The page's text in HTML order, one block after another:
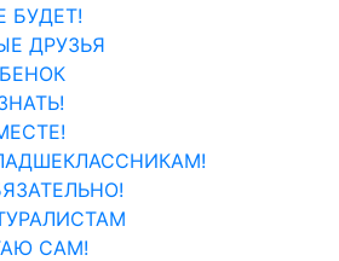
БУДЕТ!
ДРУЗЬЯ
САМ!